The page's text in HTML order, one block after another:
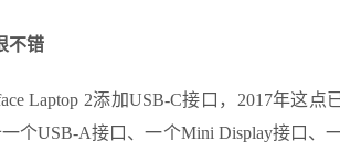
不错
Laptop 2添加USB-C接口，2017年这点
个USB-A接口、一个Mini Display接口、